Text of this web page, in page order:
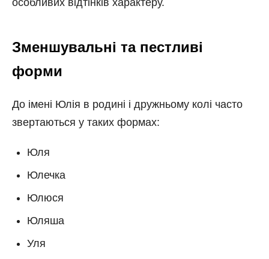
особливих відтінків характеру.
Зменшувальні та пестливі
форми
До імені Юлія в родині і дружньому колі часто
звертаються у таких формах:
Юля
Юлечка
Юлюся
Юляша
Уля